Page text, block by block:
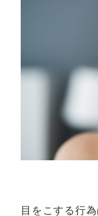
目をこする行